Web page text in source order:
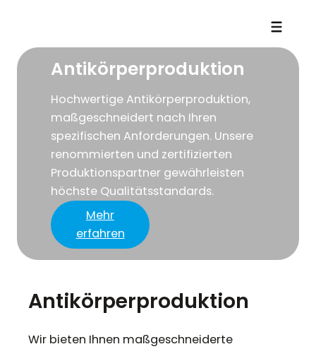
Antikörperproduktion
Hochwertige Antikörperproduktion,
maßgeschneidert nach Ihren
spezifischen Anforderungen. Unsere
renommierten und zertifizierten
Produktionspartner gewährleisten
höchste Qualitätsstandards.
Mehr
erfahren
Antikörperproduktion
Wir bieten Ihnen maßgeschneiderte